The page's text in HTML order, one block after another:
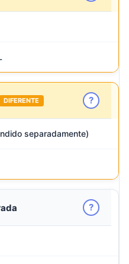
DIFERENTE ?
separadamente)
?